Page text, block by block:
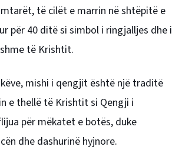
të cilët e marrin në shtëpitë e
për 40 ditë si simbol i ringjalljes dhe i
të Krishtit.
mishi i qengjit është një traditë
e thellë të Krishtit si Qengji i
për mëkatet e botës, duke
dhe dashurinë hyjnore.